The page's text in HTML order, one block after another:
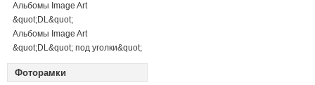
Альбомы Image Art
&quot;DL&quot;
Альбомы Image Art
&quot;DL&quot; под уголки&quot;
Фоторамки